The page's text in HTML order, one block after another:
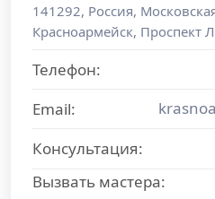
141292, Россия,
Красноармейск, Проспект
Телефон:
Email:
Консультация:
Вызвать мастера: